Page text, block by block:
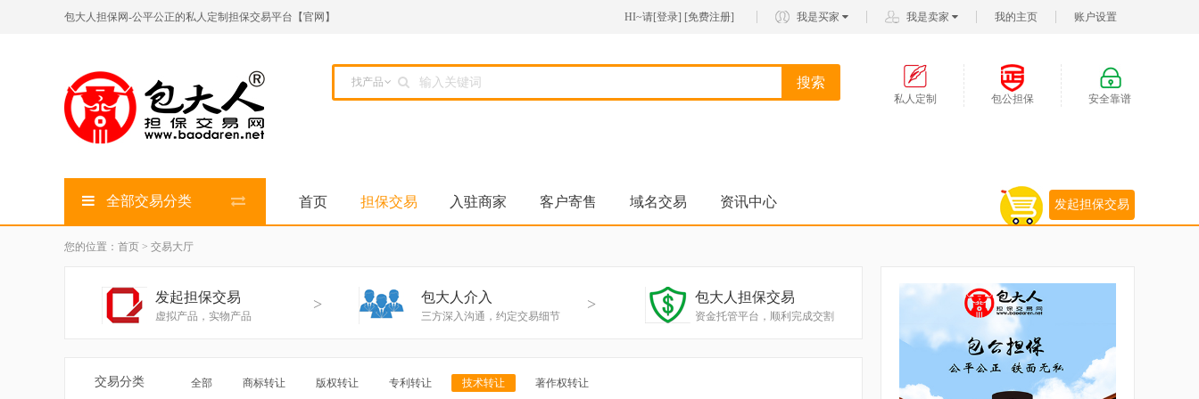
包大人担保网-公平公正的私人定制担保交易平台【官网】 HI~请[登录] [免费注册] 我是买家 我是卖家 我的主页 账户设置
找产品 搜索
私人定制 包公担保 安全靠谱
全部交易分类 首页 担保交易 入驻商家 客户寄售 域名交易 资讯中心 发起担保交易
您的位置：首页 > 交易大厅
发起担保交易
虚拟产品，实物产品
> 包大人介入
三方深入沟通，约定交易细节
> 包大人担保交易
资金托管平台，顺利完成交割
交易分类 全部 商标转让 版权转让 专利转让 技术转让 著作权转让